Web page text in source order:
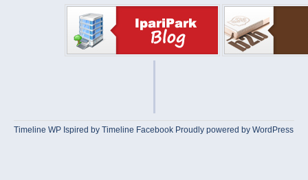
Timeline WP Ispired byTimeline Facebook Proudly powered by WordPress